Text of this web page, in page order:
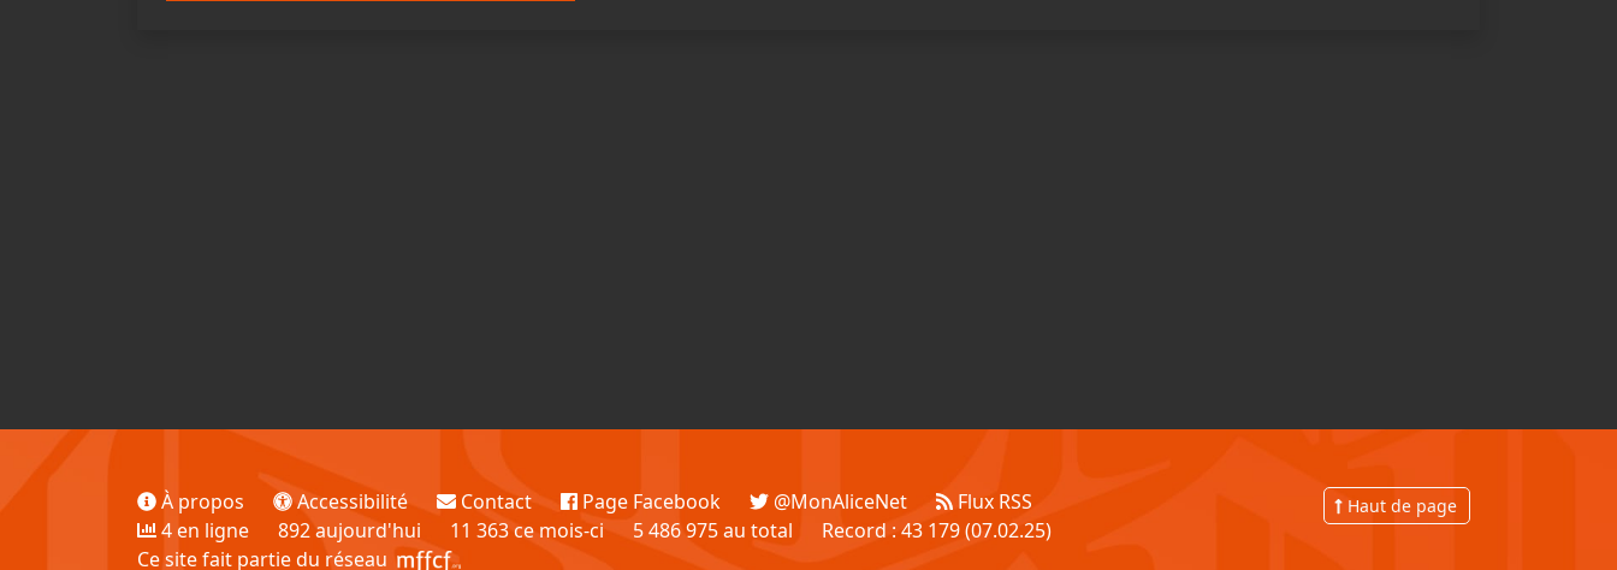
Haut de page
À propos Accessibilité Contact Page Facebook @MonAliceNet
Flux RSS
4 en ligne
892 aujourd'hui 11 363 ce mois-ci 5 486 975 au total
Record : 43 179 (07.02.25)
Ce site fait partie du réseau